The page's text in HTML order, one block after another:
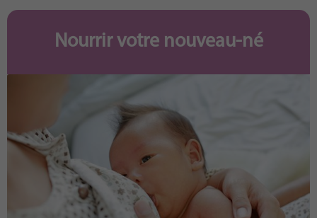
Nourrir votre nouveau-né